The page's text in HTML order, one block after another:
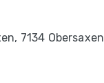
7134 Obersaxen